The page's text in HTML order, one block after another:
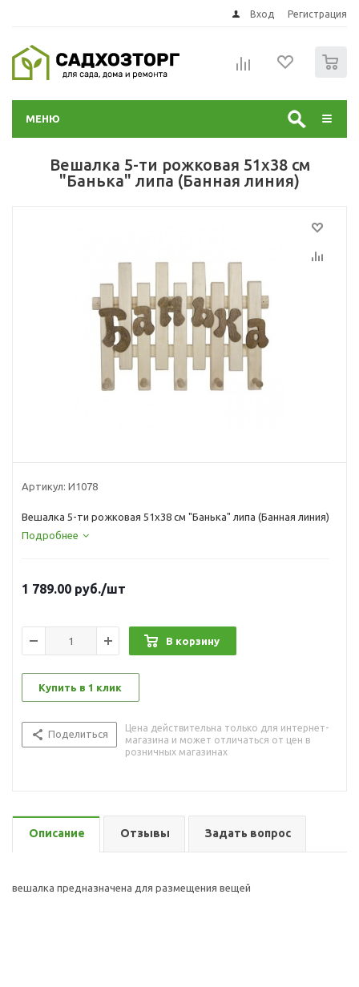
Вход Регистрация
МЕНЮ
Вешалка 5-ти рожковая 51x38 см
"Банька" липа (Банная линия)
Артикул: И1078
Вешалка 5-ти рожковая 51x38 см "Банька" липа (Банная линия)
Подробнее
1 789.00 руб./шт
В корзину
Купить в 1 клик
Поделиться
Цена действительна только для интернет-
магазина и может отличаться от цен в
розничных магазинах
Описание Отзывы Задать вопрос
вешалка предназначена для размещения вещей